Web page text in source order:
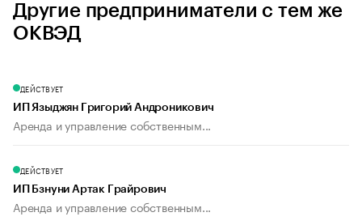
Другие предприниматели с тем же
ОКВЭД
ДЕЙСТВУЕТ
ИП Языджян Григорий Андроникович
Аренда и управление собственным...
ДЕЙСТВУЕТ
ИП Бзнуни Артак Грайрович
Аренда и управление собственным...